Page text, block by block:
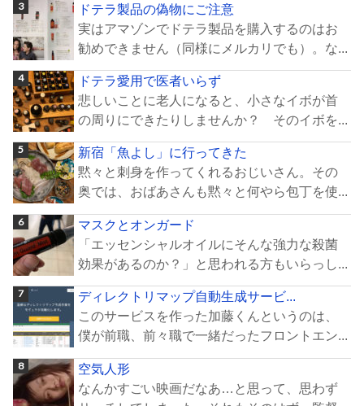
ドテラ製品の偽物にご注意
実はアマゾンでドテラ製品を購入するのはお
勧めできません（同様にメルカリでも）。な...
ドテラ愛用で医者いらず
悲しいことに老人になると、小さなイボが首
の周りにできたりしませんか？ そのイボを...
新宿「魚よし」に行ってきた
黙々と刺身を作ってくれるおじいさん。その
奥では、おばあさんも黙々と何やら包丁を使...
マスクとオンガード
「エッセンシャルオイルにそんな強力な殺菌
効果があるのか？」と思われる方もいらっし...
ディレクトリマップ自動生成サービ...
このサービスを作った加藤くんというのは、
僕が前職、前々職で一緒だったフロントエン...
空気人形
なんかすごい映画だなあ…と思って、思わず